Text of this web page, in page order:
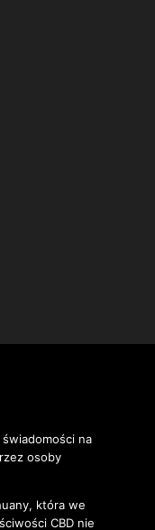
na
osoby
która we
CBD nie